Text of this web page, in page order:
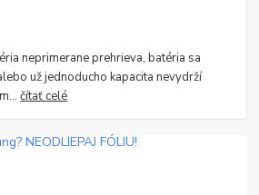
neprimerane prehrieva, batéria sa
už jednoducho kapacita nevydrží
čítať celé